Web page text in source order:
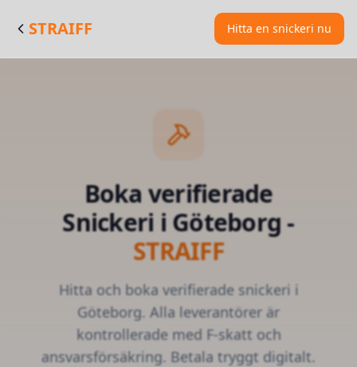
STRAIFF Hitta en snickeri nu
Boka verifierade
Snickeri iGöteborg-
STRAIFF
Hitta och boka verifierade snickeri i
Göteborg. Alla leverantörer är
kontrollerade med F-skatt och
ansvarsförsäkring. Betala tryggt digitalt.